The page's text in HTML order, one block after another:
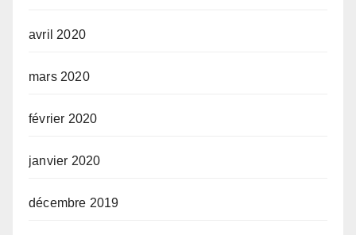
avril 2020
mars 2020
février 2020
janvier 2020
décembre 2019